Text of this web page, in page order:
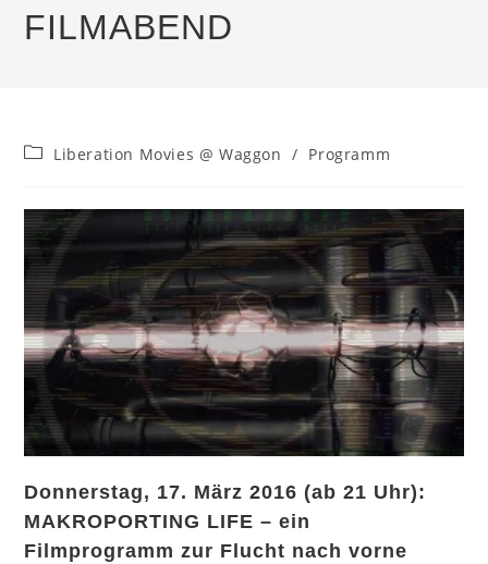
FILMABEND
Beitrags-
Liberation Movies @ Waggon / Programm
Donnerstag, 17. März 2016 (ab 21 Uhr):
MAKROPORTING LIFE – ein
Filmprogramm zur Flucht nach vorne